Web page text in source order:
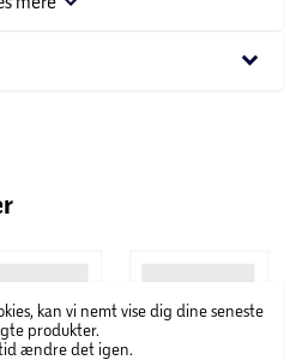
keyboard_arrow_down
kan vi nemt vise dig dine seneste
produkter.
ændre det igen.